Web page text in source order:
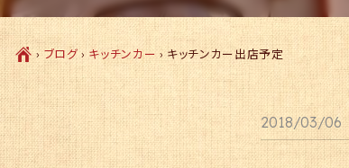
Ç›ブログ›キッチンカー ›キッチンカー出店予定
2018/03/06